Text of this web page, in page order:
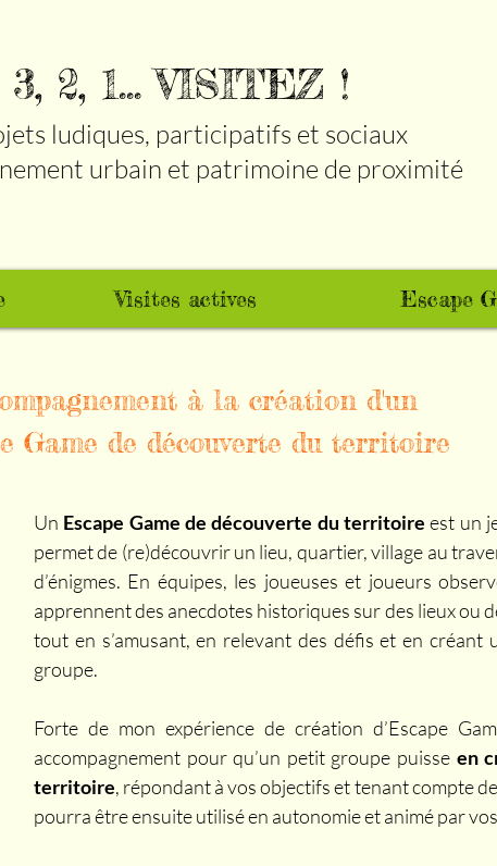
3, 2, 1... VISITEZ !
ludiques, participatifs et sociaux
urbain et patrimoine de proximité
Visites actives Escape
à la création d'un
Game de découverte du territoire
Un Escape Game de découverte du territoire est un
permet de (re)découvrir un lieu, quartier, village au
d’énigmes. En équipes, les joueuses et joueurs
apprennent des anecdotes historiques sur des lieux ou
tout en s’amusant, en relevant des défis et en créant
groupe.
Forte de mon expérience de création d’Escape
accompagnement pour qu’un petit groupe puisse en
territoire, répondant à vos objectifs et tenant compte
pourra être ensuite utilisé en autonomie et animé par